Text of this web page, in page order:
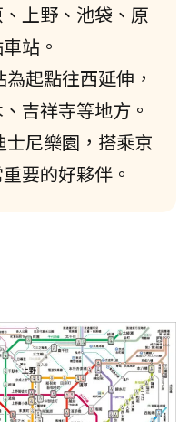
上野、池袋、原
站。
起點往西延伸，
吉祥寺等地方。
尼樂園，搭乘京
要的好夥伴。